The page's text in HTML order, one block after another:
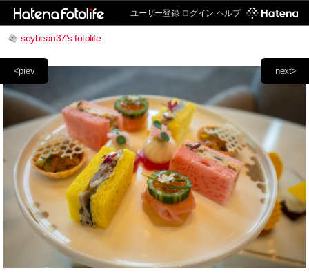
ユーザー登録 ログイン ヘルプ
soybean37's fotolife
next>
<prev